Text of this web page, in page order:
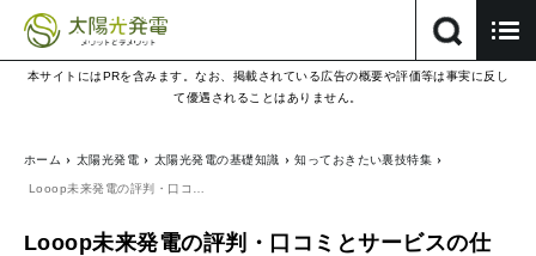
本サイトにはPRを含みます。なお、掲載されている広告の概要や評価等は事実に反し
て優遇されることはありません。
ホーム 太陽光発電 太陽光発電の基礎知識 知っておきたい裏技特集
Looop未来発電の評判・口コ…
Looop未来発電の評判・口コミとサービスの仕